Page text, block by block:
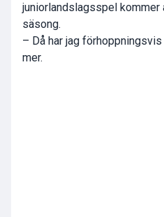
juniorlandslagsspel kommer
säsong.
– Då har jag
mer.